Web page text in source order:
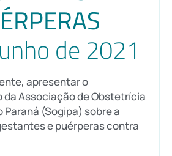
de 2021
apresentar o
Associação de Obstetrícia
Paraná (Sogipa) sobre a
e puérperas contra